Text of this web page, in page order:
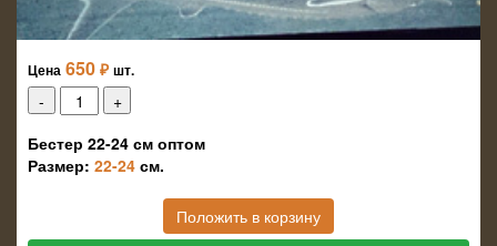
Цена 650 ₽ шт.
Бестер 22-24 см оптом
Размер: 22-24 см.
Положить в корзину